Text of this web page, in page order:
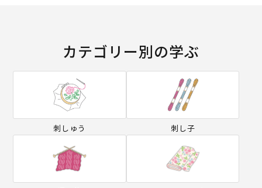
カテゴリー別の学ぶ
刺しゅう 刺し子